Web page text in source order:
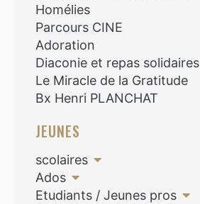
Homélies
Parcours CINE
Adoration
Diaconie et repas solidaires
Le Miracle de la Gratitude
Bx Henri PLANCHAT
JEUNES
scolaires
Ados
Etudiants / Jeunes pros